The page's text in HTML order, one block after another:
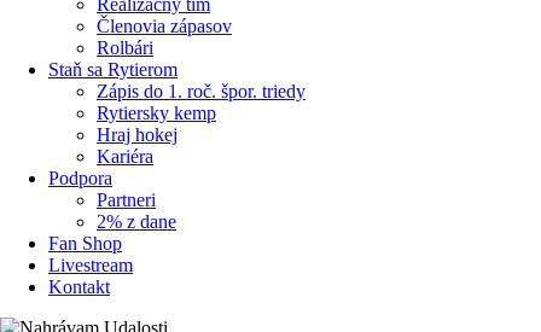
Realizačný tím
Členovia zápasov
Rolbári
Staň sa Rytierom
Zápis do 1. roč. špor. triedy
Rytiersky kemp
Hraj hokej
Kariéra
Podpora
Partneri
2% z dane
Fan Shop
Livestream
Kontakt